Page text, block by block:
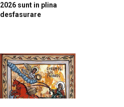
2026 sunt in plina
desfasurare